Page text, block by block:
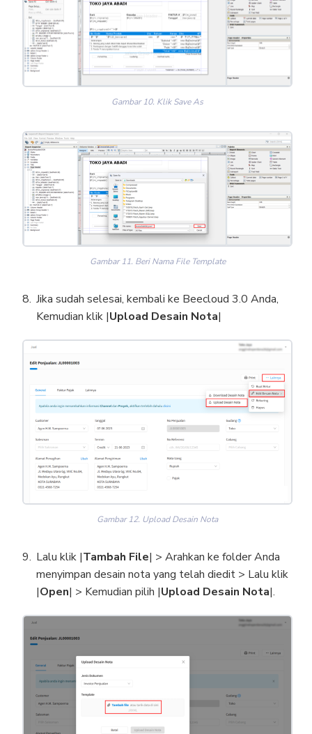
Gambar 10. Klik Save As
Gambar 11. Beri Nama File Template
Jika sudah selesai, kembali ke Beecloud 3.0 Anda,
Kemudian klik |Upload Desain Nota|
Gambar 12. Upload Desain Nota
Lalu klik |Tambah File| > Arahkan ke folder Anda
menyimpan desain nota yang telah diedit > Lalu klik
|Open| > Kemudian pilih |Upload Desain Nota|.